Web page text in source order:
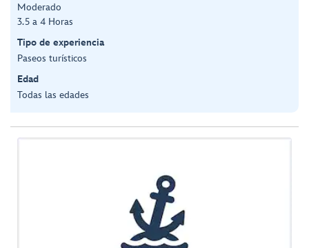
Moderado
3.5 a 4 Horas
Tipo de experiencia
Paseos turísticos
Edad
Todas las edades